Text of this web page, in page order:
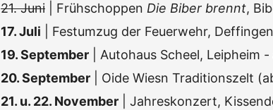
21. Juni | Frühschoppen Die Biber brennt,
17. Juli | Festumzug der Feuerwehr, Deffingen
19. September | Autohaus Scheel, Leipheim
20. September | Oide Wiesn Traditionszelt
21. u. 22. November | Jahreskonzert,